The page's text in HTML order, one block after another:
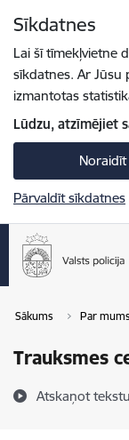
Sīkdatnes
Lai šī tīmekļvietne
sīkdatnes. Ar Jūsu
izmantotas
Lūdzu, atzīmējiet
Noraidīt
Pārvaldīt sīkdatnes
Sākums Par mums
Trauksmes
Atskaņot tekstu